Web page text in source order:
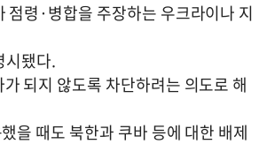
령·병합을 주장하는 우크라이나 지
시됐다.
되지 않도록 차단하려는 의도로 해
을 때도 북한과 쿠바 등에 대한 배제